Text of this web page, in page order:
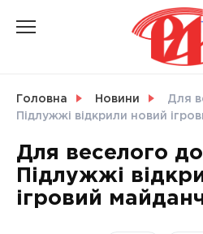
Головна Новини
Для
Підлужжі відкрили новий
Для веселого
Підлужжі
ігровий